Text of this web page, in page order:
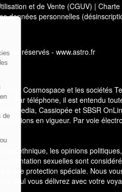
et de Vente (CGUV) |
données personnelles
réservés - www.astro.fr
Cosmospace et les sociétés
Par téléphone, il est entendu
Media, Cassiopée et SBSR
en vigueur. Par voie
ou ethnique, les opinions
sexuelles sont
à une protection spéciale. Nous
seul vous délivrez avec votre
de